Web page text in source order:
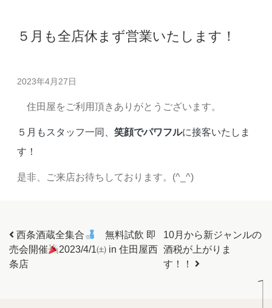
５月も全店休まず営業いたします！
2023年4月27日
住田屋をご利用頂きありがとうございます。
５月もスタッフ一同、 笑顔でパワフルに接客いたしま
す！
是非、ご来店お待ちしております。(^_^)
投稿ナビゲーション
西条酒蔵全集合
無料試飲 即
売会開催
2023/4/1㈯ in 住田屋西
条店
10月から新ジャンルの
酒税が上がりま
す！！